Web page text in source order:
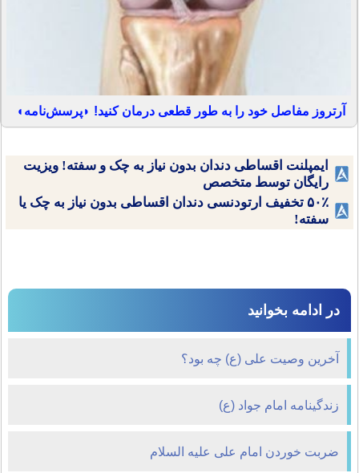
آرتروز مفاصل خود را به طور قطعی درمان کنید! ◗پرسش‌نامه◖
ایمپلنت اقساطی دندان بدون نیاز به چک و سفته! ویزیت
رایگان توسط متخصص
۵۰٪ تخفیف ارتودنسی دندان اقساطی بدون نیاز به چک یا
سفته!
در ادامه بخوانید
آخرین وصیت علی (ع) چه بود؟
زندگينامه امام جواد (ع)
ضربت خوردن امام علی علیه السلام